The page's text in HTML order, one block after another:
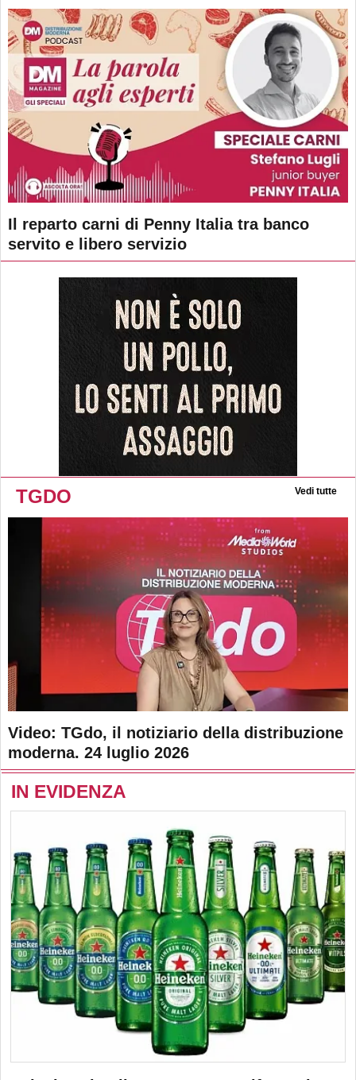
Il reparto carni di Penny Italia tra banco
servito e libero servizio
TGDO Vedi tutte
Video: TGdo, il notiziario della distribuzione
moderna. 24 luglio 2026
IN EVIDENZA